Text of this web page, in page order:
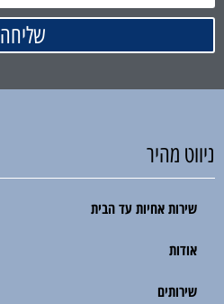
שליחה
ניווט מהיר
שירות אחיות עד הבית
אודות
שירותים